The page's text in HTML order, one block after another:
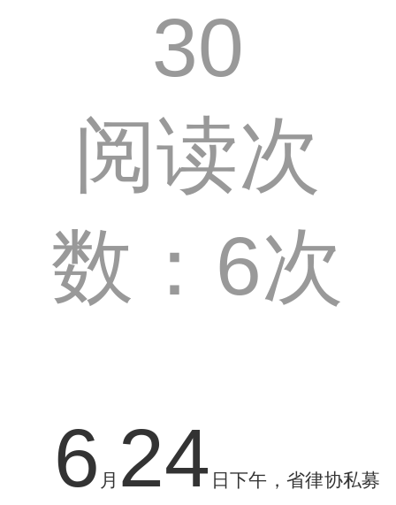
30
阅读次
数：6次
6 月 24 日 下午，省律协私募